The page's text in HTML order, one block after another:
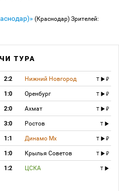
(Краснодар) Зрителей:
ТУРА
2:2 Нижний Новгород T
1:0 Оренбург T
2:0 Ахмат T
3:0 Ростов T
1:1 Динамо Мх T
1:0 Крылья Советов T
1:2 ЦСКА T